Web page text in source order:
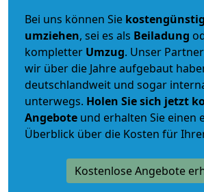
Bei uns können Sie kostengünstig
umziehen, sei es als Beiladung
kompletter Umzug. Unser
wir über die Jahre aufgebaut
deutschlandweit und sogar
unterwegs. Holen Sie sich jetzt
Angebote und erhalten Sie einen
Überblick über die Kosten für
Kostenlose Angebote